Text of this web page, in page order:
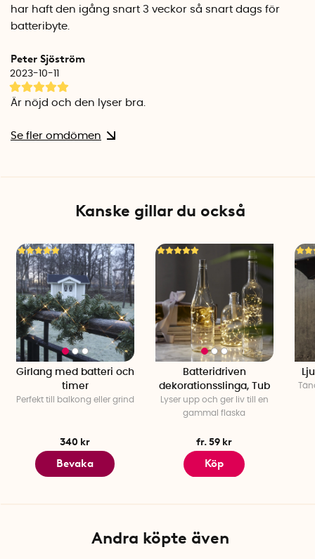
har haft den igång snart 3 veckor så snart dags för
batteribyte.
Peter Sjöström
2023-10-11
Är nöjd och den lyser bra.
Se fler omdömen
Kanske gillar du också
Girlang med batteri och
timer
Perfekt till balkong eller grind
340 kr
Bevaka
Batteridriven
dekorationsslinga, Tub
Lyser upp och ger liv till en
gammal flaska
fr. 59 kr
Köp
Andra köpte även